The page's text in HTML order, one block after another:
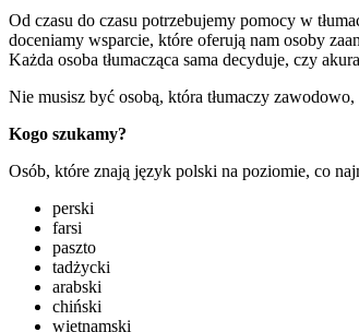
Od czasu do czasu potrzebujemy pomocy w
doceniamy wsparcie, które oferują nam osoby
Każda osoba tłumacząca sama decyduje, czy
Nie musisz być osobą, która tłumaczy
Kogo szukamy?
Osób, które znają język polski na poziomie, co
perski
farsi
paszto
tadżycki
arabski
chiński
wietnamski